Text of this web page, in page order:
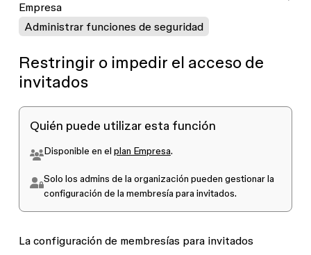
Empresa
Administrar funciones de seguridad
Restringir o impedir el acceso de
invitados
Quién puede utilizar esta función
Disponible en el plan Empresa.
Solo los admins de la organización pueden gestionar la
configuración de la membresía para invitados.
La configuración de membresías para invitados